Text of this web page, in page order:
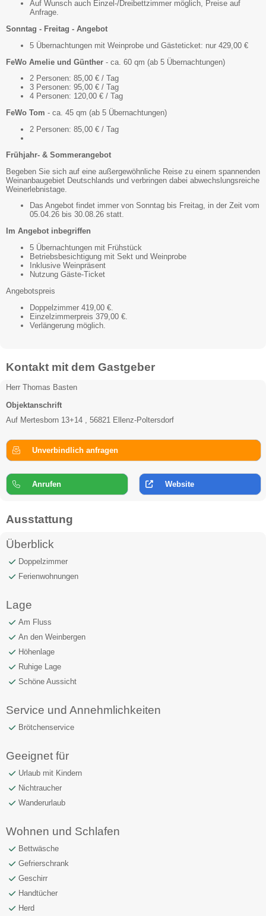
Auf Wunsch auch Einzel-/Dreibettzimmer möglich, Preise auf
Anfrage.
Sonntag - Freitag - Angebot
5 Übernachtungen mit Weinprobe und Gästeticket: nur 429,00 €
FeWo Amelie und Günther - ca. 60 qm (ab 5 Übernachtungen)
2 Personen: 85,00 € / Tag
3 Personen: 95,00 € / Tag
4 Personen: 120,00 € / Tag
FeWo Tom - ca. 45 qm (ab 5 Übernachtungen)
2 Personen: 85,00 € / Tag
Frühjahr- & Sommerangebot
Begeben Sie sich auf eine außergewöhnliche Reise zu einem spannenden
Weinanbaugebiet Deutschlands und verbringen dabei abwechslungsreiche
Weinerlebnistage.
Das Angebot findet immer von Sonntag bis Freitag, in der Zeit vom
05.04.26 bis 30.08.26 statt.
Im Angebot inbegriffen
5 Übernachtungen mit Frühstück
Betriebsbesichtigung mit Sekt und Weinprobe
Inklusive Weinpräsent
Nutzung Gäste-Ticket
Angebotspreis
Doppelzimmer 419,00 €.
Einzelzimmerpreis 379,00 €.
Verlängerung möglich.
Kontakt mit dem Gastgeber
Herr Thomas Basten
Objektanschrift
Auf Mertesborn 13+14 , 56821 Ellenz-Poltersdorf
Unverbindlich anfragen
Anrufen Website
Ausstattung
Überblick
Doppelzimmer
Ferienwohnungen
Lage
Am Fluss
An den Weinbergen
Höhenlage
Ruhige Lage
Schöne Aussicht
Service und Annehmlichkeiten
Brötchenservice
Geeignet für
Urlaub mit Kindern
Nichtraucher
Wanderurlaub
Wohnen und Schlafen
Bettwäsche
Gefrierschrank
Geschirr
Handtücher
Herd